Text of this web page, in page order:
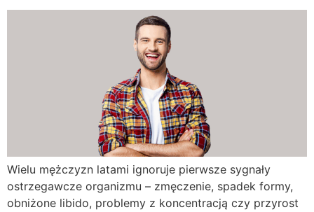
Wielu mężczyzn latami ignoruje pierwsze sygnały
ostrzegawcze organizmu – zmęczenie, spadek formy,
obniżone libido, problemy z koncentracją czy przyrost